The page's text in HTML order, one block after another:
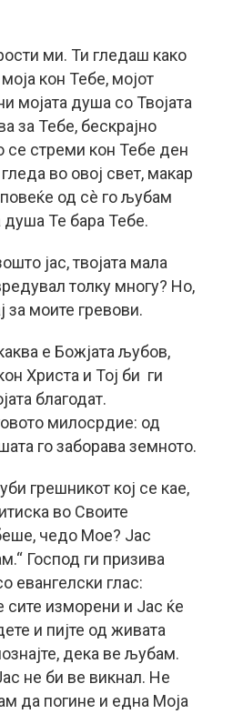
ми. Ти гледаш како
кон Тебе, мојот
мојата душа со Твојата
за Тебе, бескрајно
се стреми кон Тебе ден
во овој свет, макар
од сè го љубам
душа Те бара Тебе.
јас, твојата мала
толку многу? Но,
за моите гревови.
е Божјата љубов,
Христа и Тој би ги
благодат.
милосрдие: од
го заборава земното.
грешникот кој се кае,
во Своите
чедо Мое? Јас
Господ ги призива
евангелски глас:
сите изморени и Јас ќе
и пијте од живата
дека ве љубам.
не би ве викнал. Не
да погине и една Моја